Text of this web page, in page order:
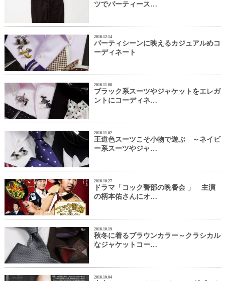
ツでパーティース…
2016.12.14
パーティシーンに映えるカジュアルめコ
ーディネート
2016.11.08
ブラック系スーツやジャケットをエレガ
ントにコーディネ…
2016.11.02
王道色スーツこそ小物で遊ぶ ～ネイビ
ー系スーツやジャ…
2016.10.27
ドラマ「コック警部の晩餐会 」 主演
の柄本佑さんにオ…
2016.10.19
秋冬に着るブラウンカラー～クラシカル
なジャケットコー…
2016.10.04